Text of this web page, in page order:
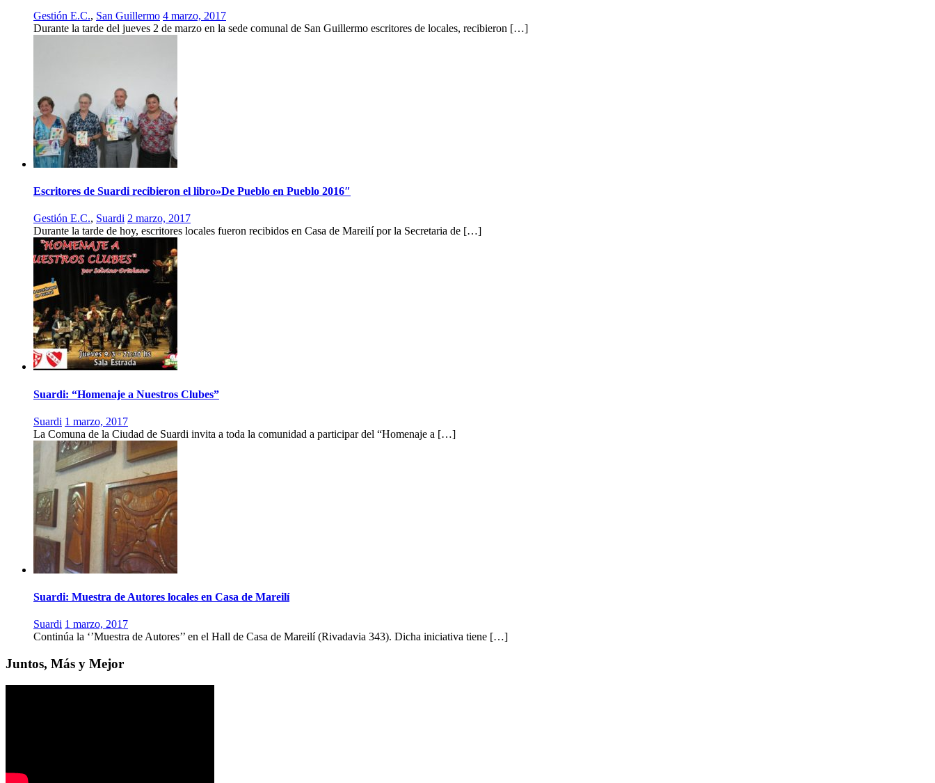
Gestión E.C., San Guillermo 4 marzo, 2017
Durante la tarde del jueves 2 de marzo en la sede comunal de San Guillermo escritores de locales, recibieron […]
Escritores de Suardi recibieron el libro»De Pueblo en Pueblo 2016″
Gestión E.C., Suardi 2 marzo, 2017
Durante la tarde de hoy, escritores locales fueron recibidos en Casa de Mareilí por la Secretaria de […]
Suardi: “Homenaje a Nuestros Clubes”
Suardi 1 marzo, 2017
La Comuna de la Ciudad de Suardi invita a toda la comunidad a participar del “Homenaje a […]
Suardi: Muestra de Autores locales en Casa de Mareilí
Suardi 1 marzo, 2017
Continúa la ‘’Muestra de Autores’’ en el Hall de Casa de Mareilí (Rivadavia 343). Dicha iniciativa tiene […]
Juntos, Más y Mejor